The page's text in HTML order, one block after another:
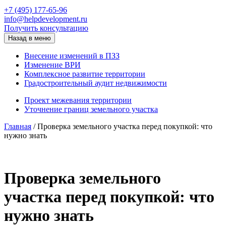
+7 (495) 177-65-96
info@helpdevelopment.ru
Получить консультацию
Назад в меню
Внесение изменений в ПЗЗ
Изменение ВРИ
Комплексное развитие территории
Градостроительный аудит недвижимости
Проект межевания территории
Уточнение границ земельного участка
Главная /Проверка земельного участка перед покупкой: что
нужно знать
Проверка земельного
участка перед покупкой: что
нужно знать